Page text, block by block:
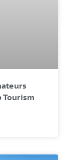
Tourism